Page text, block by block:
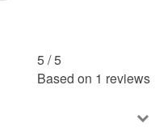
5 /5
Based on 1 reviews